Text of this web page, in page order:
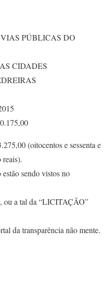
PÚBLICAS DO
CIDADES
(oitocentos e sessenta e
reais).
sendo vistos no
ou a tal da “LICITAÇÃO”
da transparência não mente.